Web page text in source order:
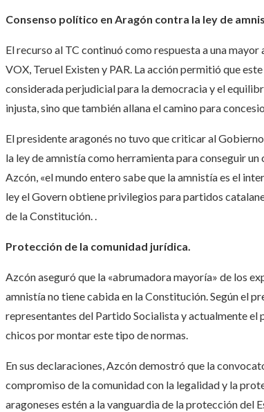
Consenso político en Aragón contra la ley de
El recurso al TC continuó como respuesta a una
VOX, Teruel Existen y PAR. La acción permitió que
considerada perjudicial para la democracia y el
injusta, sino que también allana el camino para
El presidente aragonés no tuvo que criticar al
la ley de amnistía como herramienta para conseguir
Azcón, «el mundo entero sabe que la amnistía es el
ley el Govern obtiene privilegios para partidos
de la Constitución. .
Protección de la comunidad jurídica.
Azcón aseguró que la «abrumadora mayoría» de los
amnistía no tiene cabida en la Constitución. Según el
representantes del Partido Socialista y actualmente el
chicos por montar este tipo de normas.
En sus declaraciones, Azcón demostró que la
compromiso de la comunidad con la legalidad y la
aragoneses estén a la vanguardia de la protección del